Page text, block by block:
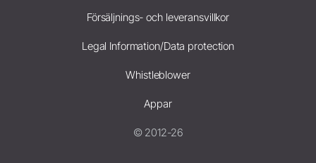
Försäljnings- och leveransvillkor
Legal Information/Data protection
Whistleblower
Appar
© 2012-26